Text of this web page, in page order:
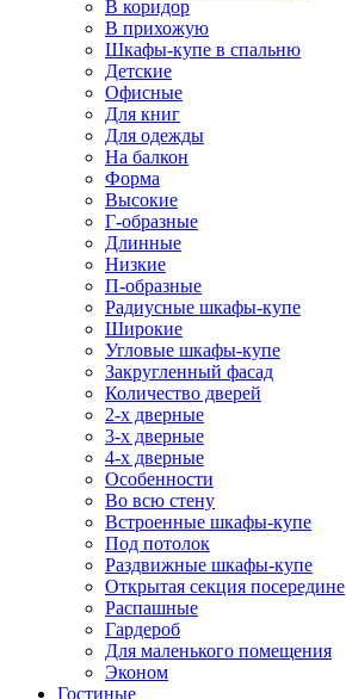
В коридор
В прихожую
Шкафы-купе в спальню
Детские
Офисные
Для книг
Для одежды
На балкон
Форма
Высокие
Г-образные
Длинные
Низкие
П-образные
Радиусные шкафы-купе
Широкие
Угловые шкафы-купе
Закругленный фасад
Количество дверей
2-х дверные
3-х дверные
4-х дверные
Особенности
Во всю стену
Встроенные шкафы-купе
Под потолок
Раздвижные шкафы-купе
Открытая секция посередине
Распашные
Гардероб
Для маленького помещения
Эконом
Гостиные